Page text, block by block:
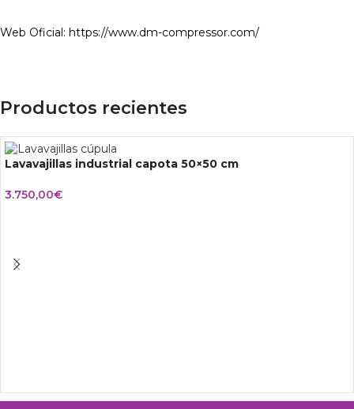
Web Oficial: https://www.dm-compressor.com/
Productos recientes
Lavavajillas industrial capota 50×50 cm
3.750,00€